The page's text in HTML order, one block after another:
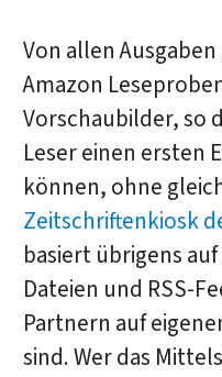
Von allen
Amazon
Vorschaubilder, so
Leser einen ersten
können, ohne
Zeitschriftenkiosk
basiert übrigens
Dateien und RSS-
Partnern auf
sind. Wer das